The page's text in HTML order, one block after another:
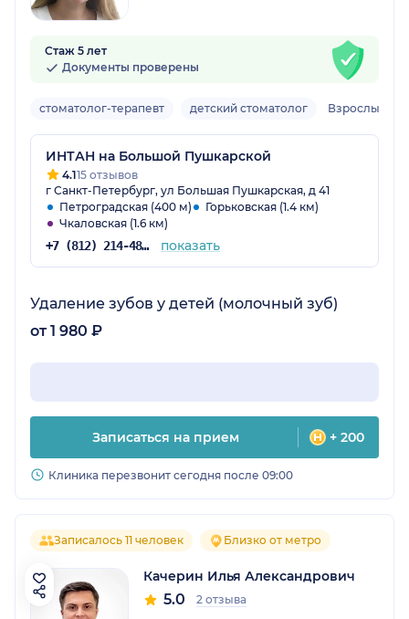
Стаж 5 лет
Документы проверены
стоматолог-терапевт детский стоматолог Взрослый,
ИНТАН на Большой Пушкарской
4.115 отзывов
г Санкт-Петербург, ул Большая Пушкарская, д 41
Петроградская (400 м)
Горьковская (1.4 км)
Чкаловская (1.6 км)
+7 (812) 214-48-61 показать
Удаление зубов у детей (молочный зуб)
от 1 980 ₽
Записаться на прием + 200
Клиника перезвонит сегодня после 09:00
Записалось 11 человек Близко от метро
Качерин Илья Александрович
5.0 2 отзыва